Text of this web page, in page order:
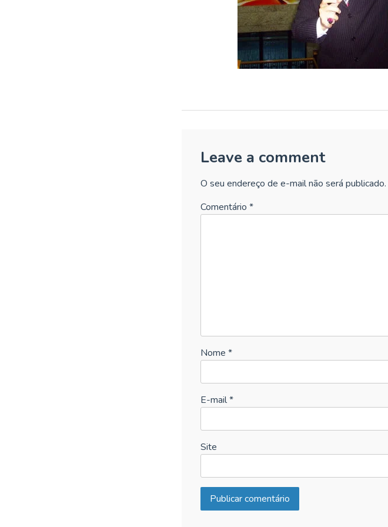
Leave a comment
O seu endereço de e-mail não será publicado.
Comentário *
Nome *
E-mail*
Site